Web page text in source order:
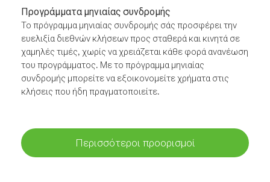
Προγράμματα μηνιαίας συνδρομής
Το πρόγραμμα μηνιαίας συνδρομής σάς προσφέρει την
ευελιξία διεθνών κλήσεων προς σταθερά και κινητά σε
χαμηλές τιμές, χωρίς να χρειάζεται κάθε φορά ανανέωση
του προγράμματος. Με το πρόγραμμα μηνιαίας
συνδρομής μπορείτε να εξοικονομείτε χρήματα στις
κλήσεις που ήδη πραγματοποιείτε.
Περισσότεροι προορισμοί